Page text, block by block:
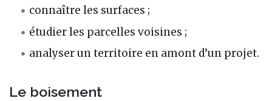
connaître les surfaces ;
étudier les parcelles voisines ;
analyser un territoire en amont d’un projet.
Le boisement